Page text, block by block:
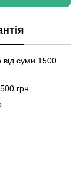
суми 1500
грн.